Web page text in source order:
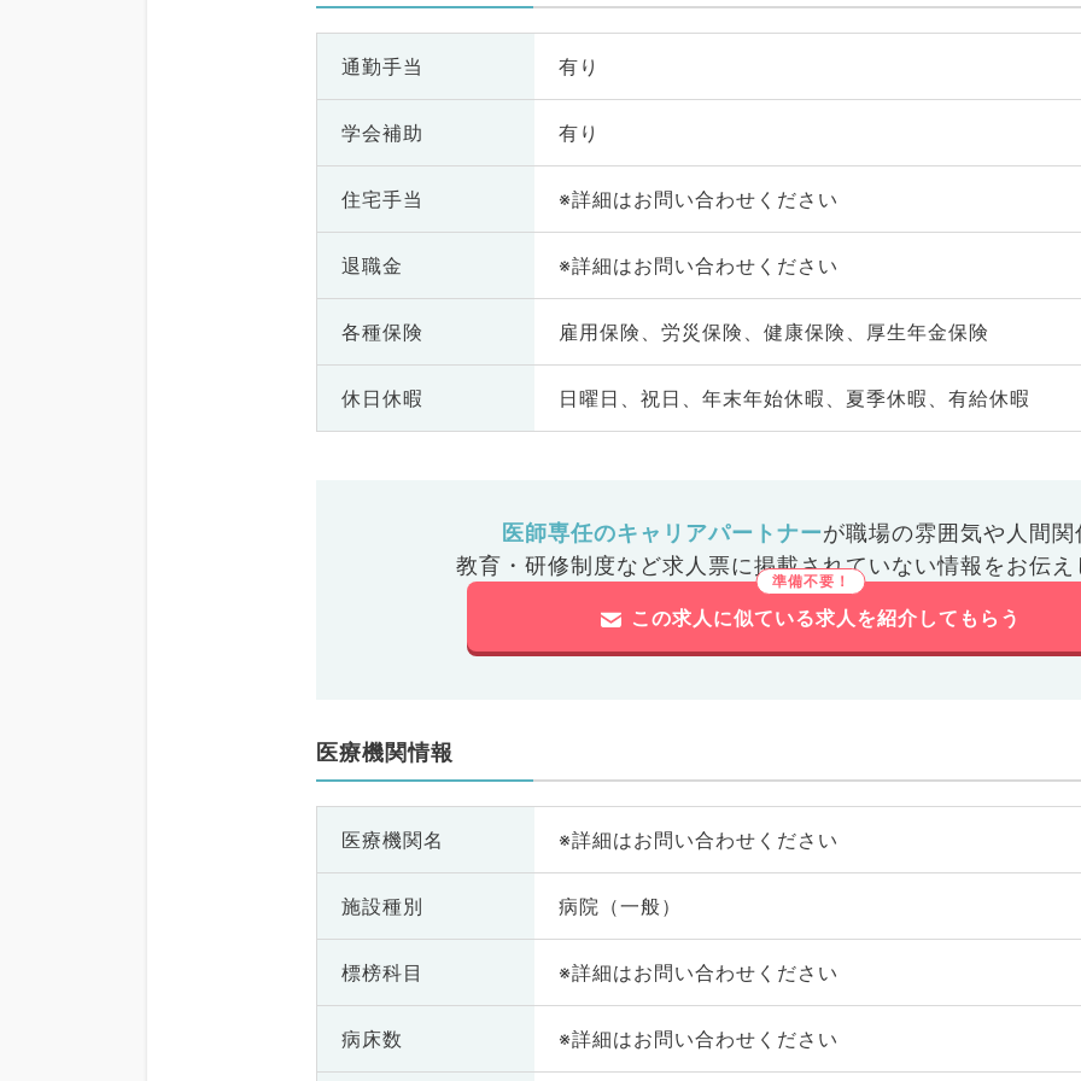
通勤手当 有り
学会補助 有り
住宅手当 ※詳細はお問い合わせください
退職金 ※詳細はお問い合わせください
各種保険 雇用保険、労災保険、健康保険、厚生年金保険
休日休暇 日曜日、祝日、年末年始休暇、夏季休暇、有給休暇
医師専任のキャリアパートナーが職場の雰囲気や人間関
教育・研修制度など求人票に掲載されていない情報をお伝え
この求人に似ている求人を紹介してもらう
医療機関情報
医療機関名 ※詳細はお問い合わせください
施設種別 病院（一般）
標榜科目 ※詳細はお問い合わせください
病床数 ※詳細はお問い合わせください